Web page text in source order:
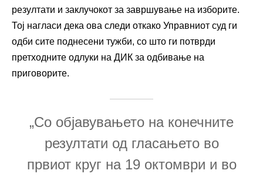
резултати и заклучокот за завршување на изборите.
Тој нагласи дека ова следи откако Управниот суд ги
одби сите поднесени тужби, со што ги потврди
претходните одлуки на ДИК за одбивање на
приговорите.
„Со објавувањето на конечните
резултати од гласањето во
првиот круг на 19 октомври и во